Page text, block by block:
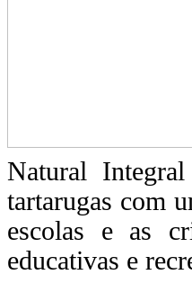
Natural
tartarugas com
escolas e as
educativas e